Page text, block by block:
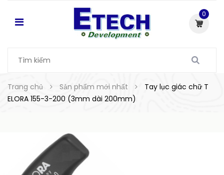
0
Trang chủ Sản phẩm mới nhất
Tay lục giác chữ T
ELORA 155-3-200 (3mm dài 200mm)